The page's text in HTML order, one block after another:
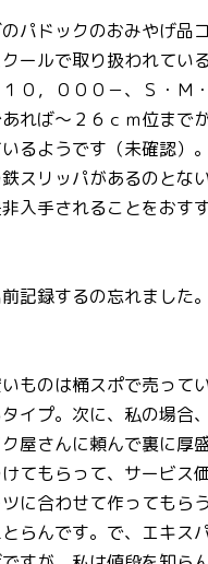
パドックのおみやげ品
ールで取り扱われてい
０，０００－、Ｓ・Ｍ
れば～２６ｃｍ位まで
いるようです（未確認
スリッパがあるのとな
入手されることをおす
記録するの忘れました。
ものは桶スポで売って
イプ。次に、私の場合
ク屋さんに頼んで裏に
てもらって、サービス
に合わせて作ってもら
らんです。で、エキス